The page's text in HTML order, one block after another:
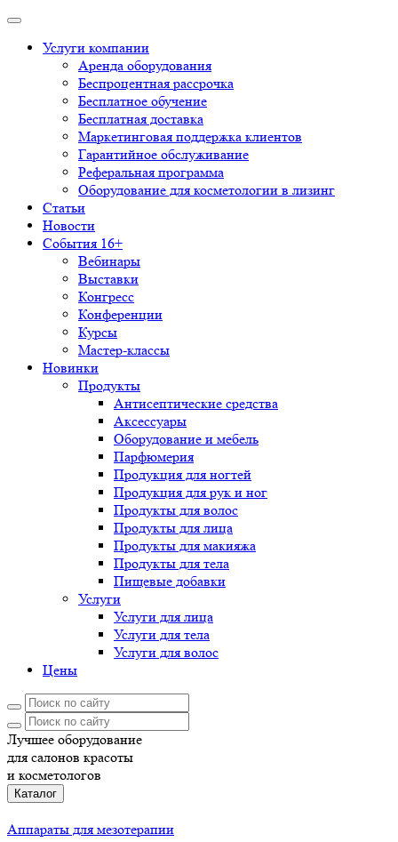
Услуги компании
Аренда оборудования
Беспроцентная рассрочка
Бесплатное обучение
Бесплатная доставка
Маркетинговая поддержка клиентов
Гарантийное обслуживание
Реферальная программа
Оборудование для косметологии в лизинг
Статьи
Новости
События 16+
Вебинары
Выставки
Конгресс
Конференции
Курсы
Мастер-классы
Новинки
Продукты
Антисептические средства
Аксессуары
Оборудование и мебель
Парфюмерия
Продукция для ногтей
Продукция для рук и ног
Продукты для волос
Продукты для лица
Продукты для макияжа
Продукты для тела
Пищевые добавки
Услуги
Услуги для лица
Услуги для тела
Услуги для волос
Цены
Лучшее оборудование
для салонов красоты
и косметологов
Каталог
Аппараты для мезотерапии